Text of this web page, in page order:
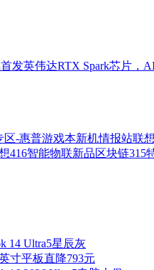
发英伟达RTX Spark芯片，
区-惠普游戏本新机情报站联
416智能物联新品 区块链315
14 Ultra5星辰灰
寸平板直降793元